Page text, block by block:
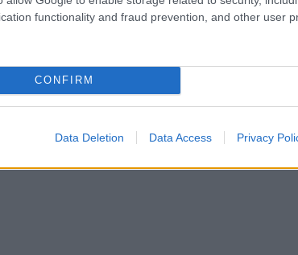
functionality and fraud prevention, and other user
CONFIRM
Data Deletion Data Access Privacy